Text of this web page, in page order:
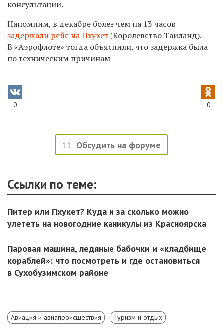
консультации.
Напомним, в декабре более чем на 13 часов
задержали рейс на Пхукет (Королевство Таиланд).
В «Аэрофлоте» тогда объяснили, что задержка была
по техническим причинам.
0 0
11 Обсудить на форуме
Ссылки по теме:
Питер или Пхукет? Куда и за сколько можно
улететь на новогодние каникулы из Красноярска
Паровая машина, ледяные бабочки и «кладбище
кораблей»: что посмотреть и где остановиться
в Сухобузимском районе
Авиация и авиапроисшествия Туризм и отдых